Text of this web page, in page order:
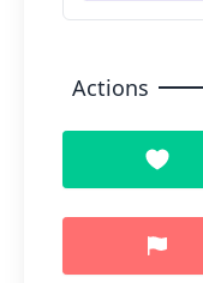
Actions